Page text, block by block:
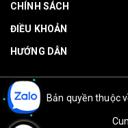
CHÍNH SÁCH
ĐIỀU KHOẢN
HƯỚNG DẪN
Bản quyền thuộc